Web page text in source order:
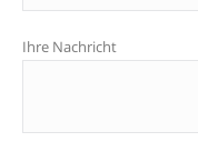
Ihre Nachricht